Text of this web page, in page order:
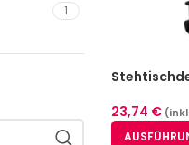
1
23,74 €